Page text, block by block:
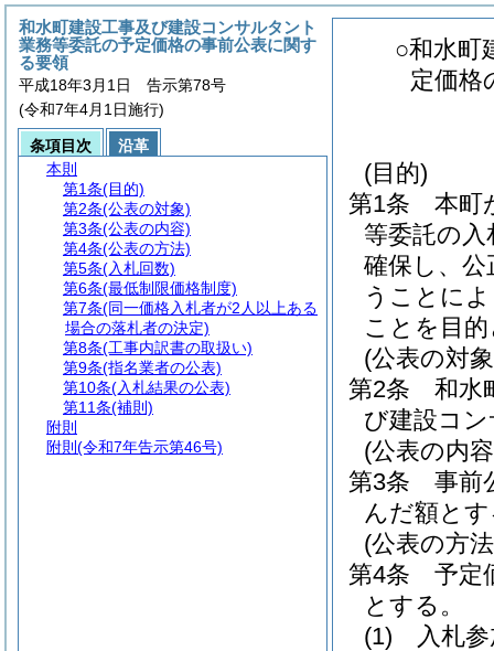
○和水町
定価格
(目的)
第1条
本町
等委託の
確保し、
うことに
ことを目
(公表の対
第2条
和水
び建設コ
(公表の内
第3条
事前
んだ額と
(公表の方
第4条
予定
とする。
(1)
入札
和水町建設工事及び建設コンサルタント
業務等委託の予定価格の事前公表に関す
る要領
平成18年3月1日 告示第78号
(令和7年4月1日施行)
条項目次
沿革
本則
第1条(目的)
第2条(公表の対象)
第3条(公表の内容)
第4条(公表の方法)
第5条(入札回数)
第6条(最低制限価格制度)
第7条(同一価格入札者が2人以上ある
場合の落札者の決定)
第8条(工事内訳書の取扱い)
第9条(指名業者の公表)
第10条(入札結果の公表)
第11条(補則)
附則
附則 (令和7年告示第46号)